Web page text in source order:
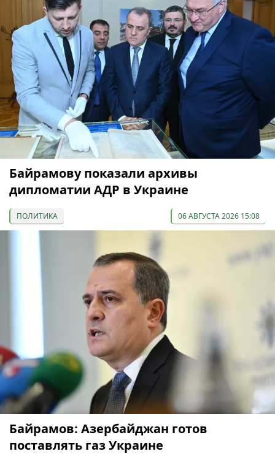
Байрамову показали архивы
дипломатии АДР в Украине
ПОЛИТИКА 06 АВГУСТА 2026 15:08
Байрамов: Азербайджан готов
поставлять газ Украине